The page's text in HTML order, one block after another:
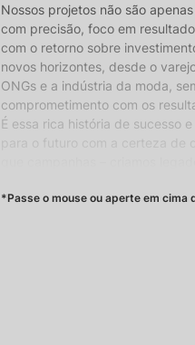
Nossos projetos não são
com precisão, foco em
com o retorno sobre
novos horizontes, desde o
ONGs e a indústria da moda,
comprometimento com os
É essa rica história de sucesso
para o futuro com a certeza de
*Passe o mouse ou aperte em cima